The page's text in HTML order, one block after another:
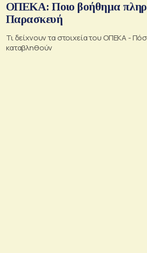
ΟΠΕΚΑ: Ποιο βοήθημα
Παρασκευή
Τι δείχνουν τα στοιχεία του ΟΠΕΚΑ - Πόσο χρήματα θα
καταβληθούν